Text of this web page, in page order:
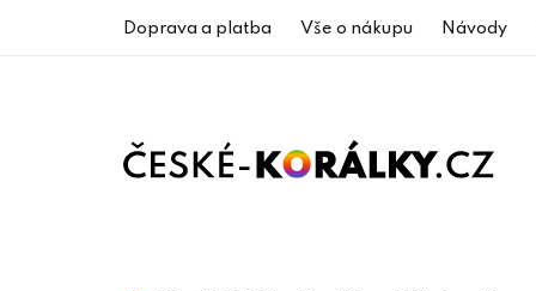
Doprava a platba Vše o nákupu Návody